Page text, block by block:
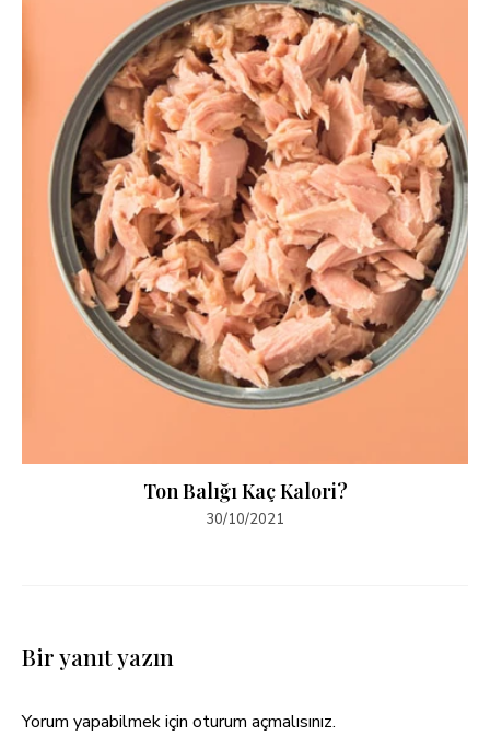
Ton Balığı Kaç Kalori?
30/10/2021
Bir yanıt yazın
Yorum yapabilmek için oturum açmalısınız.